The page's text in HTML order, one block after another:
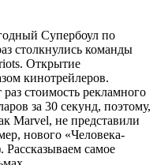
Супербоул по
столкнулись команды
Открытие
кинотрейлеров.
стоимость рекламного
за 30 секунд, поэтому,
Marvel, не представили
нового «Человека-
самое